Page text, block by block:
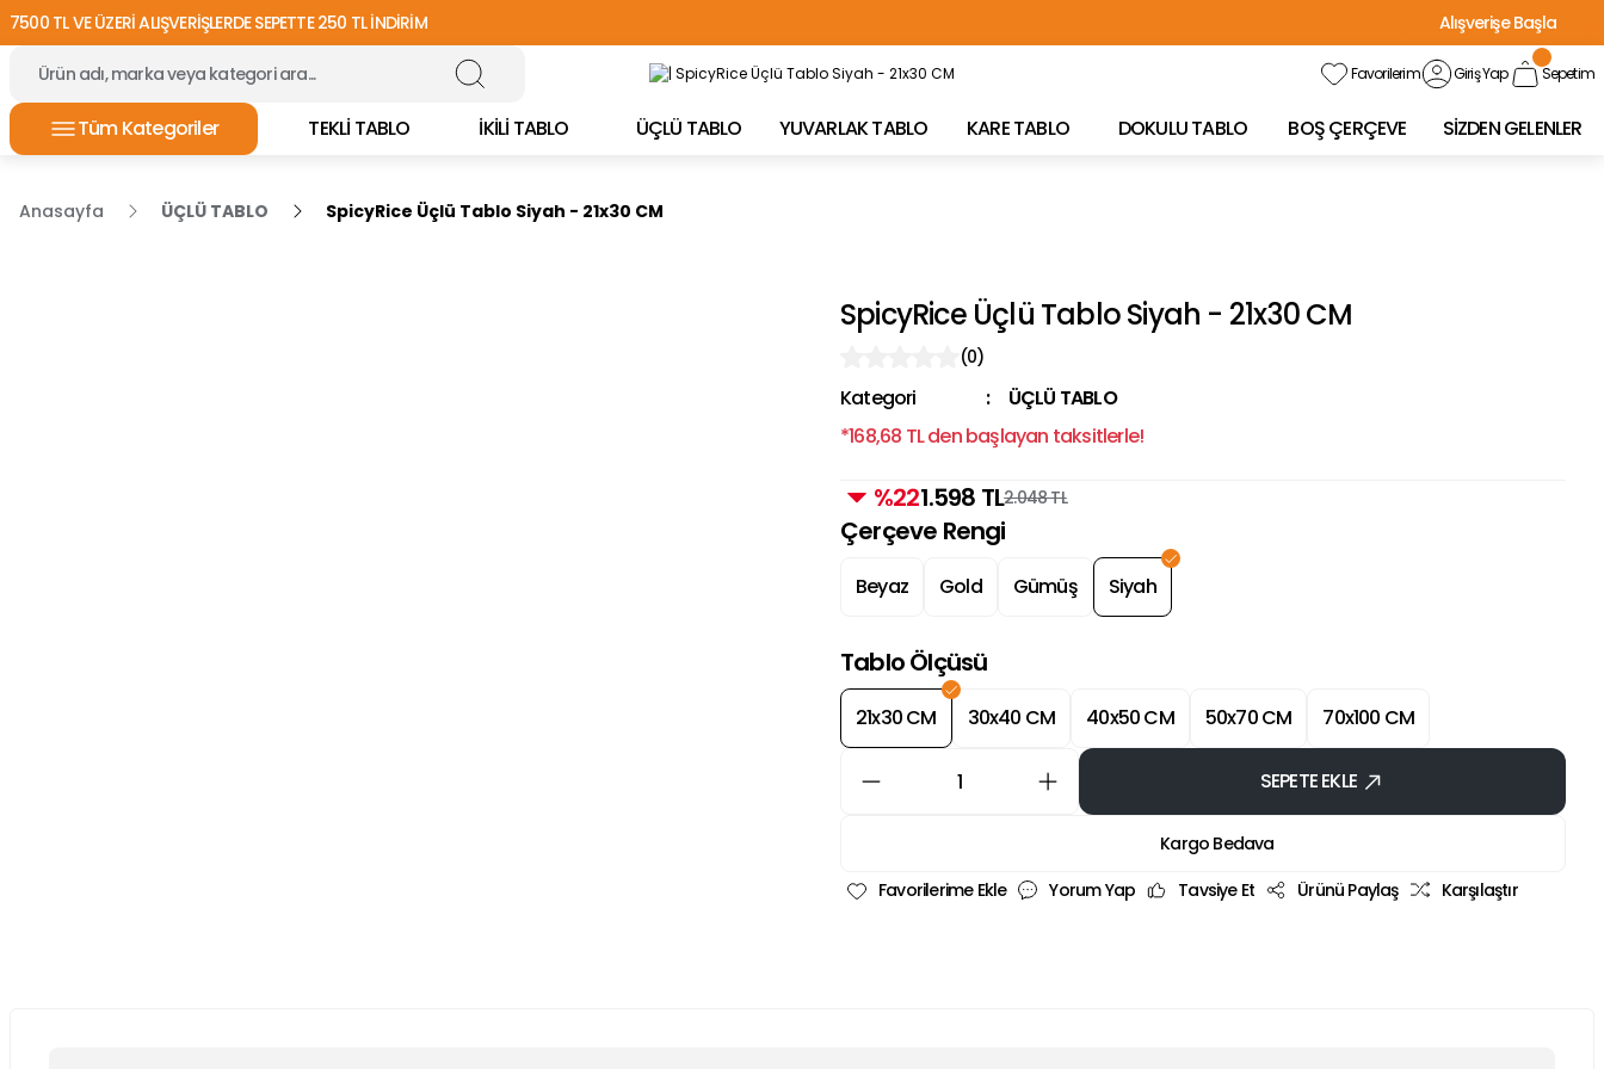
7500 TL VE ÜZERİ ALIŞVERİŞLERDE SEPETTE 250 TL İNDİRİM
Alışverişe Başla
TÜRKİYE'NİN HER YERİNE ÜCRETSİZ KARGO!
Favorilerim Giriş Yap Sepetim
Tüm Kategoriler TEKLİ TABLO İKİLİ TABLO ÜÇLÜ TABLO YUVARLAK TABLO KARE TABLO DOKULU TABLO BOŞ ÇERÇEVE SİZDEN GELENLER
Anasayfa ÜÇLÜ TABLO SpicyRice Üçlü Tablo Siyah - 21x30 CM
SpicyRice Üçlü Tablo Siyah - 21x30 CM
(0)
Kategori
ÜÇLÜ TABLO
*168,68 TL den başlayan taksitlerle!
%221.598 TL2.048 TL
Çerçeve Rengi
Beyaz Gold Gümüş Siyah
Tablo Ölçüsü
21x30 CM 30x40 CM 40x50 CM 50x70 CM 70x100 CM
SEPETE EKLE
Kargo Bedava
Yorum Yap
Tavsiye Et Ürünü Paylaş Karşılaştır